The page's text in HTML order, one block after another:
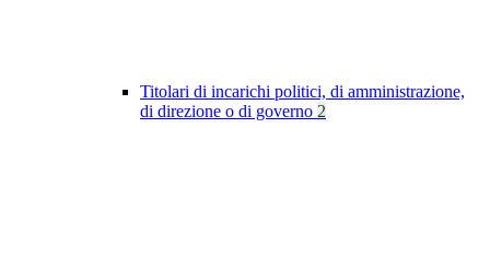
Titolari di incarichi politici, di amministrazione,
di direzione o di governo 2